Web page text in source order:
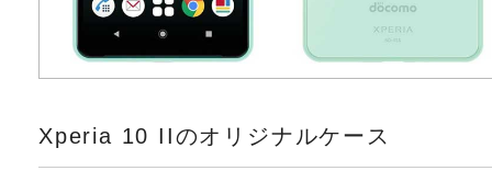
Xperia 10 IIのオリジナルケース